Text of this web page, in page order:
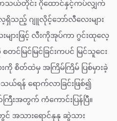
ာသယ်တိုင်း ဂိုထောင်နှင့်ကပ်လျှက်
သည့် ဂျူလိုင့်ဘော်လီလေးများ
ားဖြင့် လီးကိုအုပ်ကာ ဂွင်းထုလေ့
င်မြင်မြင်ခြင်းကပင် မြင်သူငေး
တ်ထဲမှ အကြိမ်ကြိမ် ပြစ်မှားခဲ့
ရန် ရောက်လာခြင်းဖြစ်၍
းအတွက် ကံကောင်းပြန်ပြီ။
အသားရောင်နုနု ဆွဲသား